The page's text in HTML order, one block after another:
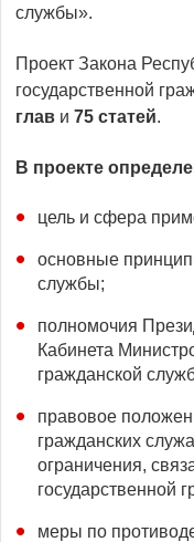
службы».
Проект Закона
государственной
глав и 75 статей.
В проекте
цель и сфера
основные
службы;
полномочия
Кабинета
гражданской
правовое
гражданских
ограничения,
государственной
меры по